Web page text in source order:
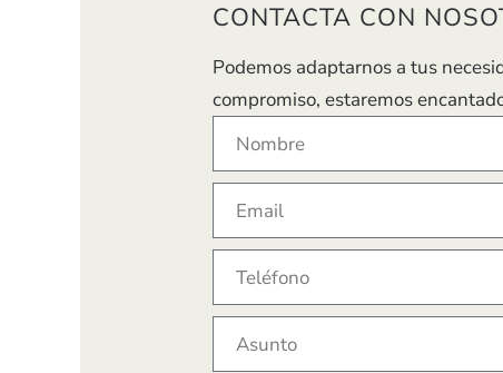
CONTACTA CON
Podemos adaptarnos a tus
compromiso, estaremos